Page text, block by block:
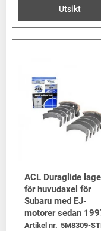
Utsikt
ACL Duraglide
för huvudaxel för
Subaru med EJ-
motorer sedan
Artikel nr. 5M8309-